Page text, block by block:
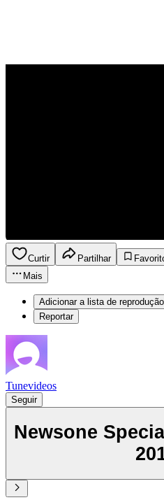
Curtir Partilhar
Mais
Adicionar a lista de reprodução
Reportar
Tunevideos
Seguir
Newsone